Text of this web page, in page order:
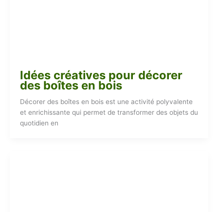
Idées créatives pour décorer
des boîtes en bois
Décorer des boîtes en bois est une activité polyvalente
et enrichissante qui permet de transformer des objets du
quotidien en